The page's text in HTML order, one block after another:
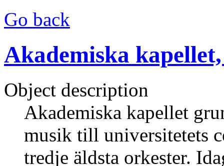
Go back
Akademiska
Object description
Akademiska kapellet
musik till universitetets
tredje äldsta orkester.